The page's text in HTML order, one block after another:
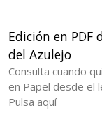
Edición en PDF
del Azulejo
Consulta cuando
en Papel desde el
Pulsa aquí